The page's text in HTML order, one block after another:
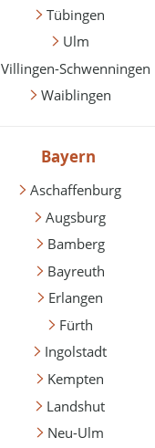
Tübingen
Ulm
Villingen-Schwenningen
Waiblingen
Bayern
Aschaffenburg
Augsburg
Bamberg
Bayreuth
Erlangen
Fürth
Ingolstadt
Kempten
Landshut
Neu-Ulm